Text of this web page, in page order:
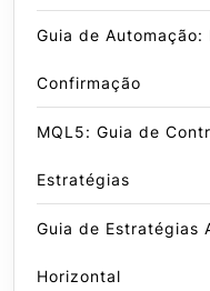
Guia de
Confirmação
MQL5: Guia de
Estratégias
Guia de Estratégias
Horizontal